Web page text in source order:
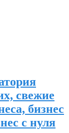
свежие
бизнес
с нуля